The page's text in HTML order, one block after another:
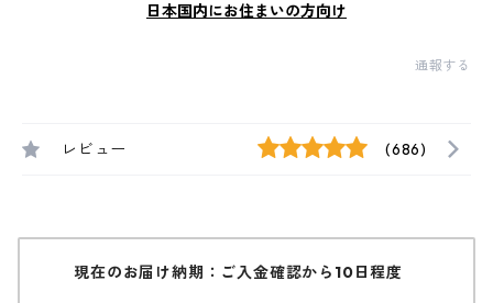
日本国内にお住まいの方向け
通報する
レビュー (686)
現在のお届け納期：ご入金確認から10日程度